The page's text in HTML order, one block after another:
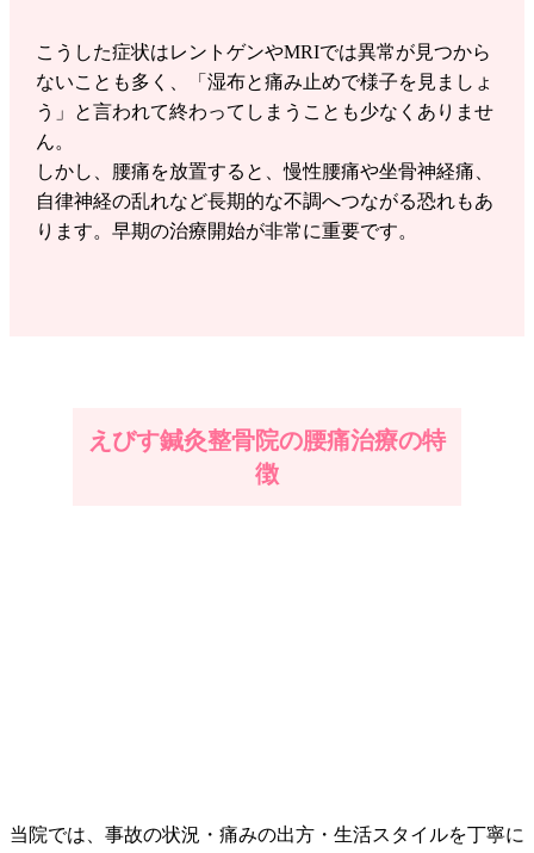
こうした症状はレントゲンやMRIでは異常が見つから
ないことも多く、「湿布と痛み止めで様子を見ましょ
う」と言われて終わってしまうことも少なくありませ
ん。
しかし、腰痛を放置すると、慢性腰痛や坐骨神経痛、
自律神経の乱れなど長期的な不調へつながる恐れもあ
ります。早期の治療開始が非常に重要です。
えびす鍼灸整骨院の腰痛治療の特
徴
当院では、事故の状況・痛みの出方・生活スタイルを丁寧に